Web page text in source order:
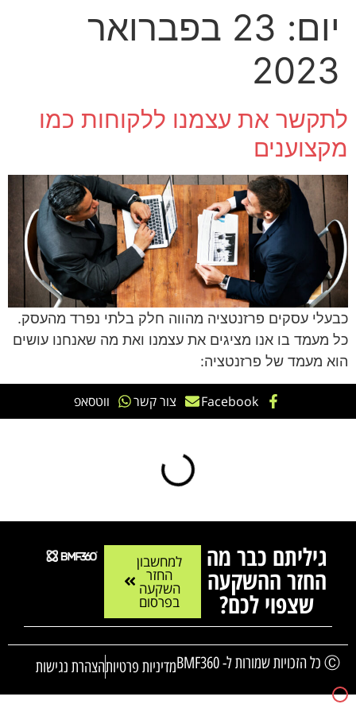
יום:
23 בפברואר
2023
לתקשר את עצמנו ללקוחות כמו
מקצוענים
כבעלי עסקים פרזנטציה מהווה חלק בלתי נפרד מהעסק.
כל מעמד בו אנו מציגים את עצמנו ואת מה שאנחנו עושים
הוא מעמד של פרזנטציה:
Facebook צור קשר ווטסאפ
גיליתם כבר מה
החזר ההשקעה
שצפוי לכם?
למחשבון
החזר
השקעה
בפרסום
Ⓒ כל הזכויות שמורות ל- BMF360 מדיניות פרטיותהצהרת נגישות